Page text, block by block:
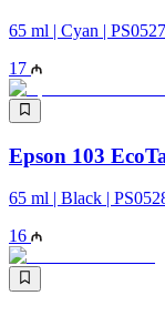
65 ml | Cyan | PS0527
17
Epson 103
65 ml | Black |
16